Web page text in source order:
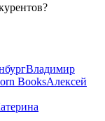
Владимир
BooksАлексей